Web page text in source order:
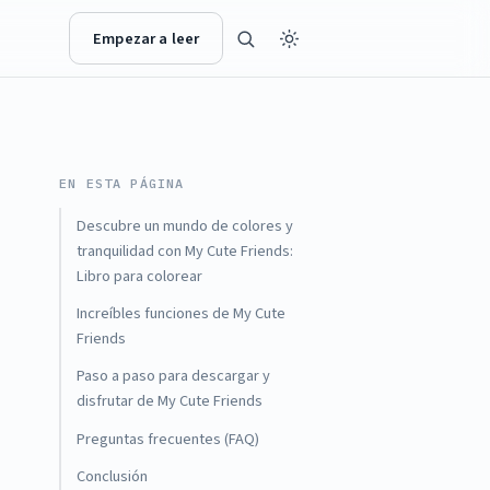
Empezar a leer
EN ESTA PÁGINA
Descubre un mundo de colores y
tranquilidad con My Cute Friends:
Libro para colorear
Increíbles funciones de My Cute
Friends
Paso a paso para descargar y
disfrutar de My Cute Friends
Preguntas frecuentes (FAQ)
Conclusión